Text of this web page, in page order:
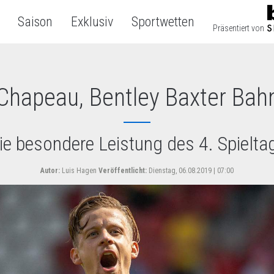
Saison Exklusiv Sportwetten Präsentiert von
Bentley Baxter
besondere Leistung des 4.
Autor: Luis Hagen Veröffentlicht: Dienstag, 06.08.2019 | 07:00